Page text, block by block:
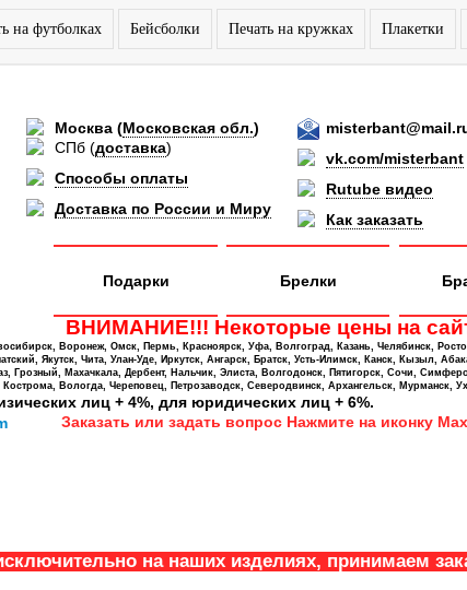
на футболках Бейсболки Печать на кружках Плакетки
Москва (Московская обл.)
СПб (доставка)
Способы оплаты
Доставка по России и Миру
vk.com/misterbant
Rutube видео
Как заказать
Брелки
Подарки
ВНИМАНИЕ!!! Некоторые цены на
Воронеж, Омск, Пермь, Красноярск, Уфа, Волгоград, Казань, Челябинск,
Якутск, Чита, Улан-Уде, Иркутск, Ангарск, Братск, Усть-Илимск, Канск, Кызыл,
Грозный, Махачкала, Дербент, Нальчик, Элиста, Волгодонск, Пятигорск, Сочи,
Вологда, Череповец, Петрозаводск, Северодвинск, Архангельск, Мурманск,
лиц + 4%, для юридических лиц + 6%.
Заказать или задать вопрос Нажмите на иконку
на наших изделиях, принимаем